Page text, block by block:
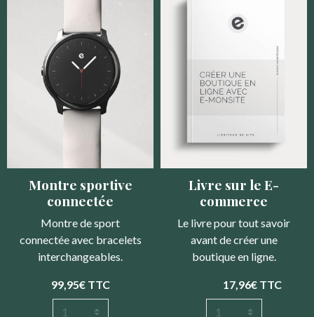
Montre sportive
connectée
Montre de sport
connectée avec bracelets
interchangeables.
99,95€ TTC
Livre sur le E-
commerce
Le livre pour tout savoir
avant de créer une
boutique en ligne.
17,96€ TTC